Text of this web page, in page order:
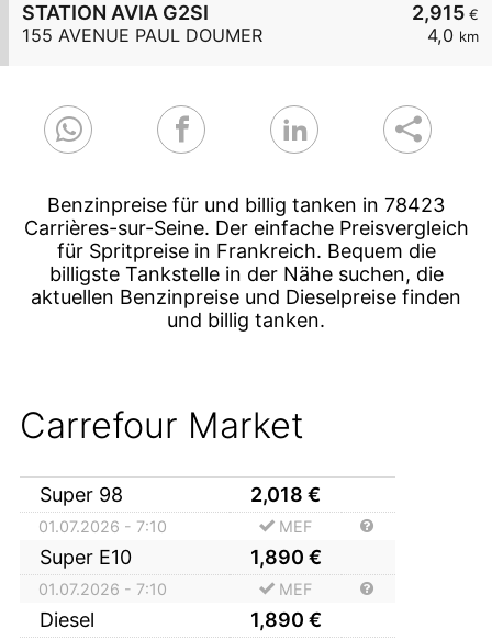
2,915 €
4,0 km
STATION AVIA G2SI
155 AVENUE PAUL DOUMER
Benzinpreise für und billig tanken in 78423
Carrières-sur-Seine. Der einfache Preisvergleich
für Spritpreise in Frankreich. Bequem die
billigste Tankstelle in der Nähe suchen, die
aktuellen Benzinpreise und Dieselpreise finden
und billig tanken.
Carrefour Market
Super 98 2,018 €
01.07.2026 - 7:10 MEF
Super E10 1,890 €
01.07.2026 - 7:10 MEF
Diesel 1,890 €